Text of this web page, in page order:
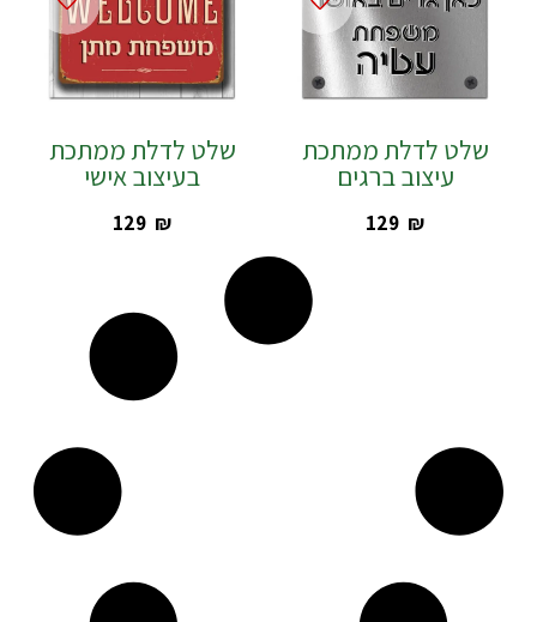
שלט לדלת ממתכת
עיצוב ברגים
‎129 ₪
שלט לדלת ממתכת
בעיצוב אישי
‎129 ₪